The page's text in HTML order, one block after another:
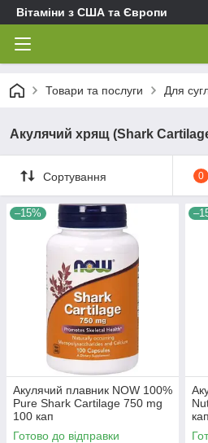
Вітаміни з США та Європи
Товари та послуги Для
Акулячий хрящ (Shark
Сортування 0
–15%
Акулячий плавник NOW 100%
Pure Shark Cartilage 750 mg
100 кап
Готово до відправки